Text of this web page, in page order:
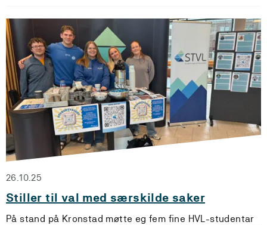
26.10.25
Stiller til val med særskilde saker
På stand på Kronstad møtte eg fem fine HVL-studentar